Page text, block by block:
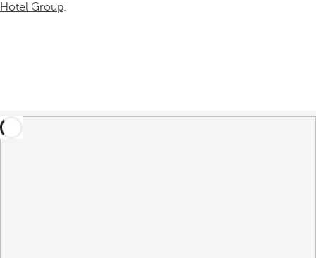
Hotel Group.